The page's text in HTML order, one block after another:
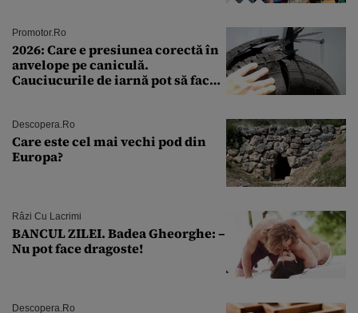
Promotor.ro
2026: Care e presiunea corectă în
anvelope pe caniculă.
Cauciucurile de iarnă pot să facă
Descopera.ro
Care este cel mai vechi pod din
Europa?
Râzi Cu Lacrimi
BANCUL ZILEI. Badea Gheorghe: –
Nu pot face dragoste!
Descopera.ro